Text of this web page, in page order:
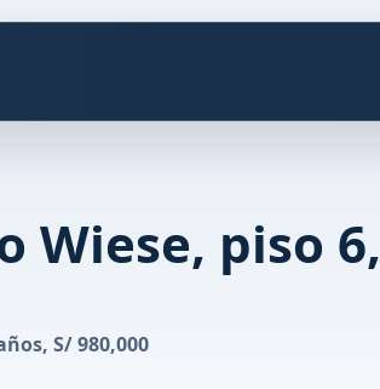
Wiese, piso 6,
S/ 980,000